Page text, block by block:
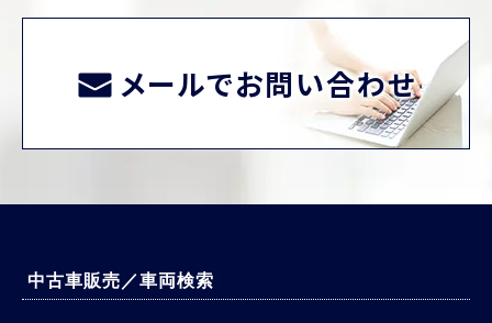
メールでお問い合わせ
中古車販売／車両検索